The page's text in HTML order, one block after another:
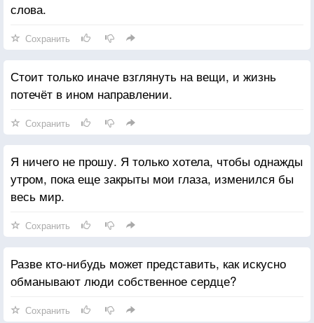
слова.
Сохранить
Стоит только иначе взглянуть на вещи, и жизнь
потечёт в ином направлении.
Сохранить
Я ничего не прошу. Я только хотела, чтобы однажды
утром, пока еще закрыты мои глаза, изменился бы
весь мир.
Сохранить
Разве кто-нибудь может представить, как искусно
обманывают люди собственное сердце?
Сохранить